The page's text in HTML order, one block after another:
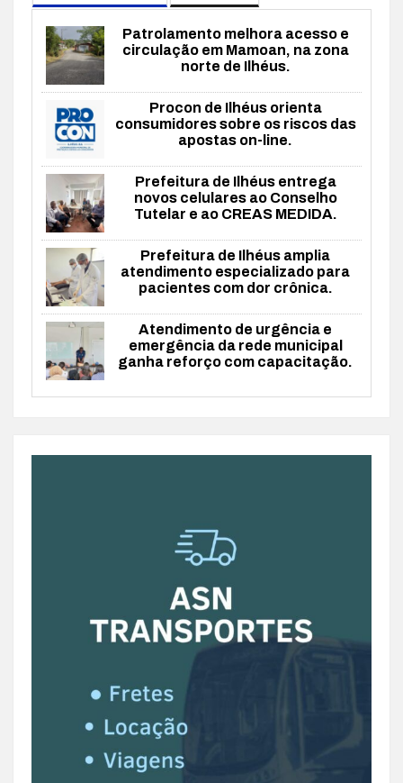
Patrolamento melhora acesso e
circulação em Mamoan, na zona
norte de Ilhéus.
Procon de Ilhéus orienta
consumidores sobre os riscos das
apostas on-line.
Prefeitura de Ilhéus entrega
novos celulares ao Conselho
Tutelar e ao CREAS MEDIDA.
Prefeitura de Ilhéus amplia
atendimento especializado para
pacientes com dor crônica.
Atendimento de urgência e
emergência da rede municipal
ganha reforço com capacitação.